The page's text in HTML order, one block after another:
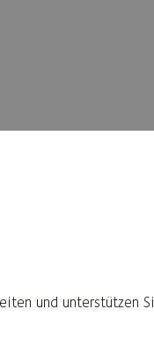
und unterstützen